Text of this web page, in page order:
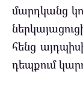
մարդկանց
հենց
դեպքում